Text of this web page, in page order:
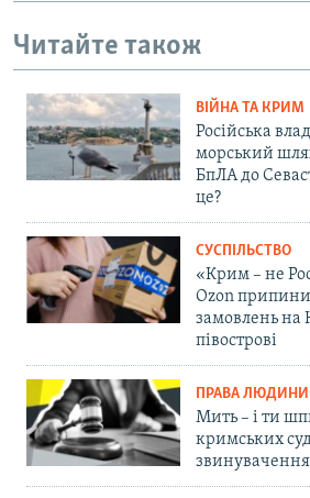
Читайте також
ВІЙНА ТА КРИМ
Російська
морський
БпЛА до
це?
СУСПІЛЬСТВО
«Крим – не
Ozon
замовлень на
півострові
ПРАВА ЛЮДИНИ
Мить – і ти
кримських